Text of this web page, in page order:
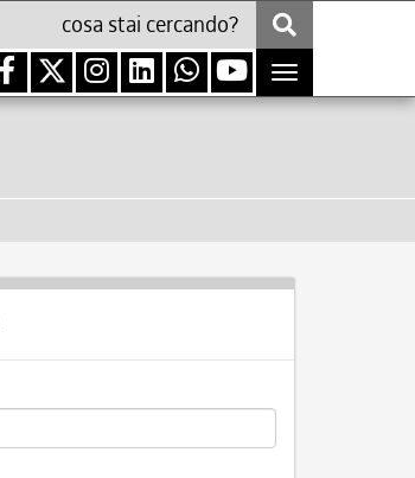
Toggle
navigation